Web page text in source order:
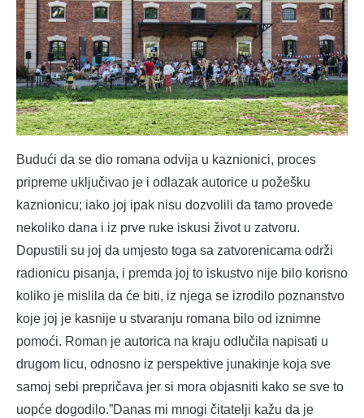
Budući da se dio romana odvija u kaznionici, proces
pripreme uključivao je i odlazak autorice u požešku
kaznionicu; iako joj ipak nisu dozvolili da tamo provede
nekoliko dana i iz prve ruke iskusi život u zatvoru.
Dopustili su joj da umjesto toga sa zatvorenicama održi
radionicu pisanja, i premda joj to iskustvo nije bilo korisno
koliko je mislila da će biti, iz njega se izrodilo poznanstvo
koje joj je kasnije u stvaranju romana bilo od iznimne
pomoći. Roman je autorica na kraju odlučila napisati u
drugom licu, odnosno iz perspektive junakinje koja sve
samoj sebi prepričava jer si mora objasniti kako se sve to
uopće dogodilo.”Danas mi mnogi čitatelji kažu da je